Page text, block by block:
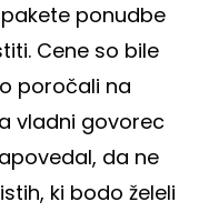
ponudbe
Cene so bile
poročali na
vladni govorec
da ne
ki bodo želeli